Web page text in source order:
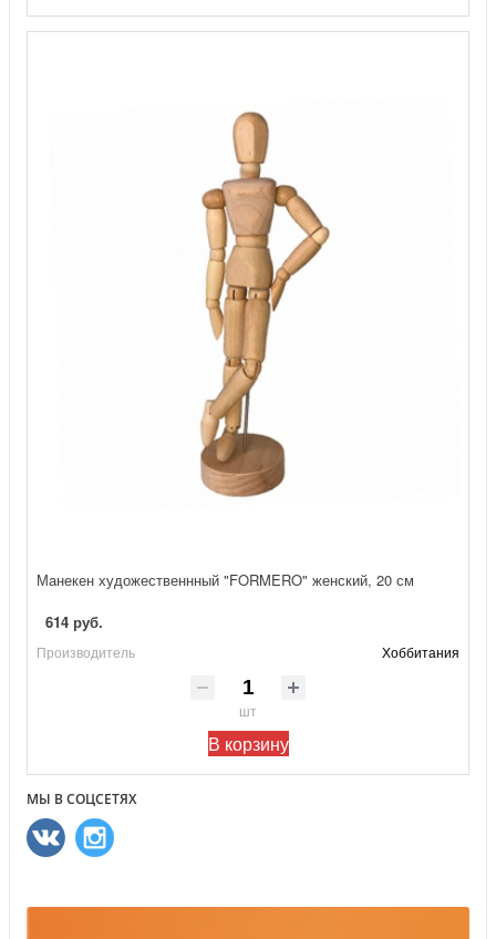
Манекен художественнный "FORMERO" женский, 20 см
614 руб.
Производитель Хоббитания
шт
В корзину
МЫ В СОЦСЕТЯХ